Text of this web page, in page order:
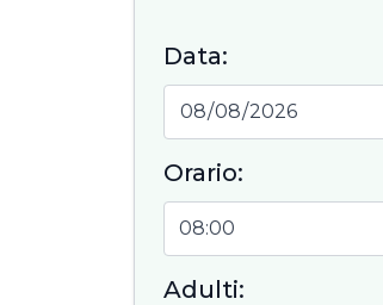
Data:
Orario:
Adulti: